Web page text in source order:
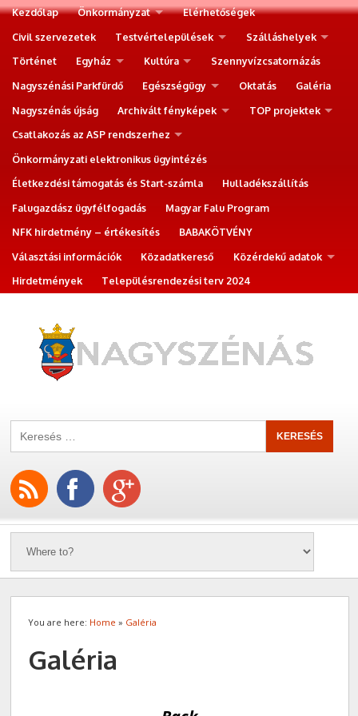
Kezdőlap Önkormányzat
Elérhetőségek
Civil szervezetek
Testvértelepülések
Szálláshelyek
Történet
Egyház Kultúra
Szennyvízcsatornázás
Nagyszénási Parkfürdő
Egészségügy Oktatás
Galéria
Nagyszénás újság
Archivált fényképek
TOP projektek
Csatlakozás az ASP rendszerhez
Önkormányzati elektronikus ügyintézés
Életkezdési támogatás és Start-számla
Hulladékszállítás
Falugazdász ügyfélfogadás
Magyar Falu Program
NFK hirdetmény – értékesítés
BABAKÖTVÉNY
Választási információk
Közadatkereső
Közérdekű adatok
Hirdetmények
Településrendezési terv 2024
You are here: Home » Galéria
Galéria